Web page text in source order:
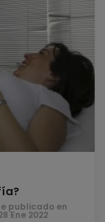
publicado en
Ene 2022